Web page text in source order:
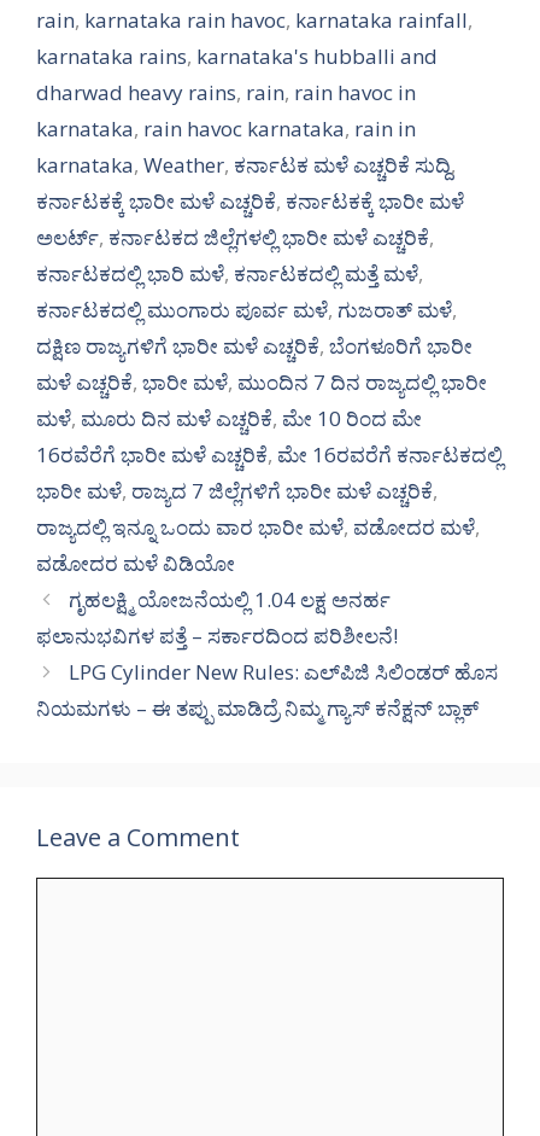
rain, karnataka rain havoc, karnataka rainfall,
karnataka rains, karnataka's hubballi and
dharwad heavy rains, rain, rain havoc in
karnataka, rain havoc karnataka, rain in
karnataka, Weather, ಕರ್ನಾಟಕ ಮಳೆ ಎಚ್ಚರಿಕೆ ಸುದ್ದಿ,
ಕರ್ನಾಟಕಕ್ಕೆ ಭಾರೀ ಮಳೆ ಎಚ್ಚರಿಕೆ, ಕರ್ನಾಟಕಕ್ಕೆ ಭಾರೀ ಮಳೆ
ಅಲರ್ಟ್‌, ಕರ್ನಾಟಕದ ಜಿಲ್ಲೆಗಳಲ್ಲಿ ಭಾರೀ ಮಳೆ ಎಚ್ಚರಿಕೆ,
ಕರ್ನಾಟಕದಲ್ಲಿ ಭಾರಿ ಮಳೆ, ಕರ್ನಾಟಕದಲ್ಲಿ ಮತ್ತೆ ಮಳೆ,
ಕರ್ನಾಟಕದಲ್ಲಿ ಮುಂಗಾರು ಪೂರ್ವ ಮಳೆ, ಗುಜರಾತ್ ಮಳೆ,
ದಕ್ಷಿಣ ರಾಜ್ಯಗಳಿಗೆ ಭಾರೀ ಮಳೆ ಎಚ್ಚರಿಕೆ, ಬೆಂಗಳೂರಿಗೆ ಭಾರೀ
ಮಳೆ ಎಚ್ಚರಿಕೆ, ಭಾರೀ ಮಳೆ, ಮುಂದಿನ 7 ದಿನ ರಾಜ್ಯದಲ್ಲಿ ಭಾರೀ
ಮಳೆ, ಮೂರು ದಿನ ಮಳೆ ಎಚ್ಚರಿಕೆ, ಮೇ 10 ರಿಂದ ಮೇ
16ರವೆರೆಗೆ ಭಾರೀ ಮಳೆ ಎಚ್ಚರಿಕೆ, ಮೇ 16ರವರೆಗೆ ಕರ್ನಾಟಕದಲ್ಲಿ
ಭಾರೀ ಮಳೆ, ರಾಜ್ಯದ 7 ಜಿಲ್ಲೆಗಳಿಗೆ ಭಾರೀ ಮಳೆ ಎಚ್ಚರಿಕೆ,
ರಾಜ್ಯದಲ್ಲಿ ಇನ್ನೂ ಒಂದು ವಾರ ಭಾರೀ ಮಳೆ, ವಡೋದರ ಮಳೆ,
ವಡೋದರ ಮಳೆ ವಿಡಿಯೋ
ಗೃಹಲಕ್ಷ್ಮಿ ಯೋಜನೆಯಲ್ಲಿ 1.04 ಲಕ್ಷ ಅನರ್ಹ
ಫಲಾನುಭವಿಗಳ ಪತ್ತೆ – ಸರ್ಕಾರದಿಂದ ಪರಿಶೀಲನೆ!
LPG Cylinder New Rules: ಎಲ್‌ಪಿಜಿ ಸಿಲಿಂಡರ್ ಹೊಸ
ನಿಯಮಗಳು – ಈ ತಪ್ಪು ಮಾಡಿದ್ರೆ ನಿಮ್ಮ ಗ್ಯಾಸ್ ಕನೆಕ್ಷನ್ ಬ್ಲಾಕ್
Leave a Comment